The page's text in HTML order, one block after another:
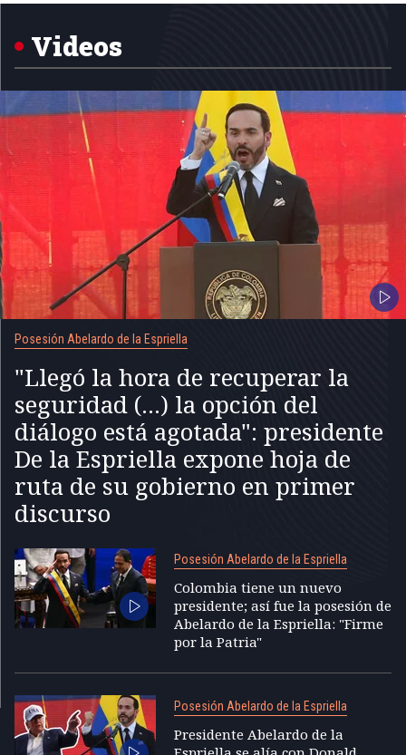
Videos
Posesión Abelardo de la Espriella
"Llegó la hora de recuperar la
seguridad (...) la opción del
diálogo está agotada": presidente
De la Espriella expone hoja de
ruta de su gobierno en primer
discurso
Posesión Abelardo de la Espriella
Colombia tiene un nuevo
presidente; así fue la posesión de
Abelardo de la Espriella: "Firme
por la Patria"
Posesión Abelardo de la Espriella
Presidente Abelardo de la